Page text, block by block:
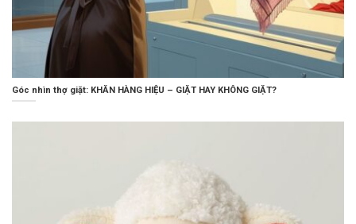
Góc nhìn thợ giặt: KHĂN HÀNG HIỆU – GIẶT HAY KHÔNG GIẶT?